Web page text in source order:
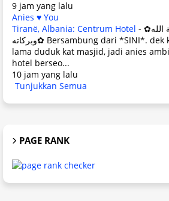
9 jam yang lalu
Anies ♥ You
Tiranë, Albania: Centrum Hotel - ✿السلام عليكم ورحمة الله
وبركاته✿ Bersambung dari *SINI*. dek kerana terasa sangat
lama duduk kat masjid, jadi anies
hotel berseo...
10 jam yang lalu
Tunjukkan Semua
PAGE RANK